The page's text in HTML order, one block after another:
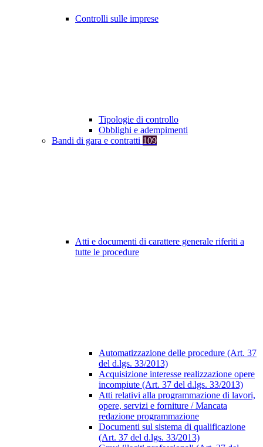
Controlli sulle imprese
Tipologie di controllo
Obblighi e adempimenti
Bandi di gara e contratti 109
Atti e documenti di carattere generale riferiti a
tutte le procedure
Automatizzazione delle procedure (Art. 37
del d.lgs. 33/2013)
Acquisizione interesse realizzazione opere
incompiute (Art. 37 del d.lgs. 33/2013)
Atti relativi alla programmazione di lavori,
opere, servizi e forniture / Mancata
redazione programmazione
Documenti sul sistema di qualificazione
(Art. 37 del d.lgs. 33/2013)